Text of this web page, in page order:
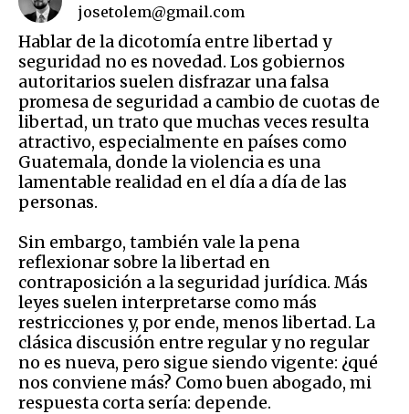
josetolem@gmail.com
Hablar de la dicotomía entre libertad y
seguridad no es novedad. Los gobiernos
autoritarios suelen disfrazar una falsa
promesa de seguridad a cambio de cuotas de
libertad, un trato que muchas veces resulta
atractivo, especialmente en países como
Guatemala, donde la violencia es una
lamentable realidad en el día a día de las
personas.
Sin embargo, también vale la pena
reflexionar sobre la libertad en
contraposición a la seguridad jurídica. Más
leyes suelen interpretarse como más
restricciones y, por ende, menos libertad. La
clásica discusión entre regular y no regular
no es nueva, pero sigue siendo vigente: ¿qué
nos conviene más? Como buen abogado, mi
respuesta corta sería: depende.